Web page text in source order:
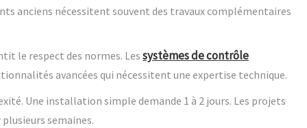
anciens nécessitent souvent des travaux complémentaires
le respect des normes. Les systèmes de contrôle
avancées qui nécessitent une expertise technique.
Une installation simple demande 1 à 2 jours. Les projets
semaines.